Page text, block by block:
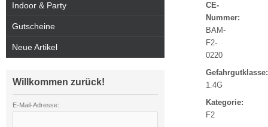
CE-
Nummer:
BAM-
F2-
0220
Gefahrgutklasse:
1.4G
Kategorie:
F2
Indoor & Party
Gutscheine
Neue Artikel
Willkommen zurück!
E-Mail-Adresse: